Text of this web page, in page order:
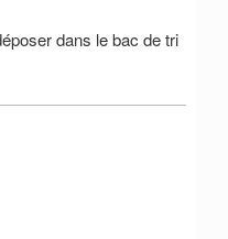
dans le bac de tri